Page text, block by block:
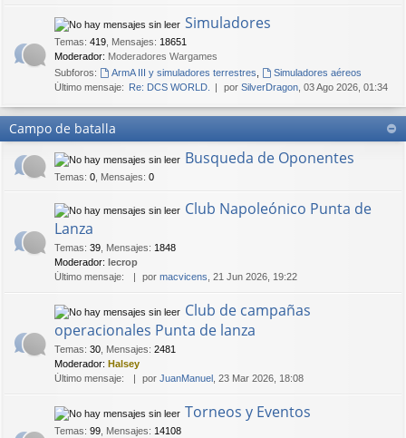
Simuladores
Temas: 419 Mensajes: 18651
Moderador: Moderadores Wargames
Subforos:
ArmA III y simuladores terrestres
Simuladores aéreos
Último mensaje: Re: DCS WORLD. por SilverDragon , 03 Ago 2026, 01:34
Campo de batalla
Busqueda de Oponentes
Temas: 0 Mensajes: 0
Club Napoleónico Punta de
Lanza
Temas: 39 Mensajes: 1848
Moderador: lecrop
Último mensaje:
por macvicens , 21 Jun 2026, 19:22
Club de campañas
operacionales Punta de lanza
Temas: 30 Mensajes: 2481
Moderador: Halsey
Último mensaje:
por JuanManuel , 23 Mar 2026, 18:08
Torneos y Eventos
Temas: 99 Mensajes: 14108